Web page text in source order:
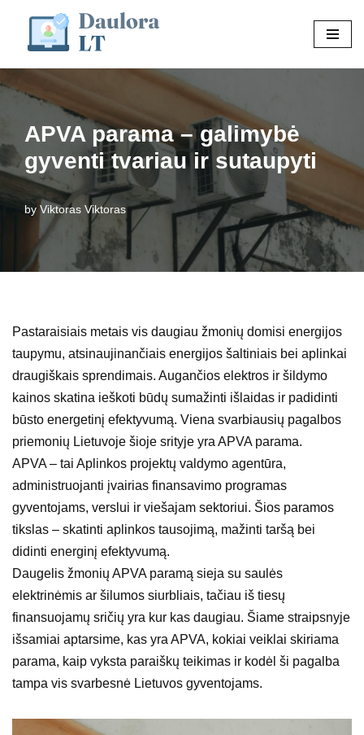
Skip
to
content
APVA parama – galimybė
gyventi tvariau ir sutaupyti
byViktoras Viktoras
Pastaraisiais metais vis daugiau žmonių domisi energijos
taupymu, atsinaujinančiais energijos šaltiniais bei aplinkai
draugiškais sprendimais. Augančios elektros ir šildymo
kainos skatina ieškoti būdų sumažinti išlaidas ir padidinti
būsto energetinį efektyvumą. Viena svarbiausių pagalbos
priemonių Lietuvoje šioje srityje yra APVA parama.
APVA – tai Aplinkos projektų valdymo agentūra,
administruojanti įvairias finansavimo programas
gyventojams, verslui ir viešajam sektoriui. Šios paramos
tikslas – skatinti aplinkos tausojimą, mažinti taršą bei
didinti energinį efektyvumą.
Daugelis žmonių APVA paramą sieja su saulės
elektrinėmis ar šilumos siurbliais, tačiau iš tiesų
finansuojamų sričių yra kur kas daugiau. Šiame straipsnyje
išsamiai aptarsime, kas yra APVA, kokiai veiklai skiriama
parama, kaip vyksta paraiškų teikimas ir kodėl ši pagalba
tampa vis svarbesnė Lietuvos gyventojams.